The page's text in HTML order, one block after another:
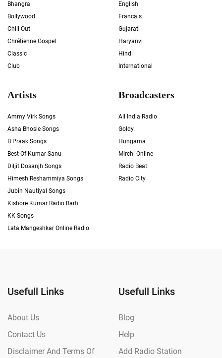
Bhangra
Bollywood
Chill Out
Chrétienne Gospel
Classic
Club
English
Francais
Gujarati
Haryanvi
Hindi
International
Artists
Ammy Virk Songs
Asha Bhosle Songs
B Praak Songs
Best Of Kumar Sanu
Diljit Dosanjh Songs
Himesh Reshammiya Songs
Jubin Nautiyal Songs
Kishore Kumar Radio Barfi
KK Songs
Lata Mangeshkar Online Radio
Broadcasters
All India Radio
Goldy
Hungama
Mirchi Online
Radio Beat
Radio City
Usefull Links
About Us
Contact Us
Disclaimer And Terms Of
Usefull Links
Blog
Help
Add Radio Station